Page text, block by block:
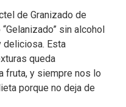
de Granizado de
sin alcohol
deliciosa. Esta
queda
fruta, y siempre nos lo
porque no deja de